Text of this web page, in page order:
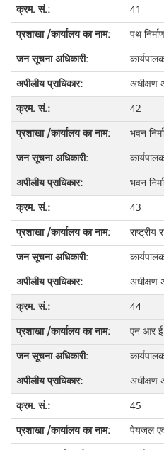
41
पथ
अधीक्षण
42
भवन
भवन
43
राष्ट्रीय
अधीक्षण
44
एन आर ई
अधीक्षण
45
पेयजल